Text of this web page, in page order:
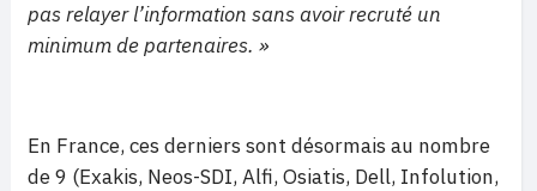
pas relayer l’information sans avoir recruté un
minimum de partenaires. »
En France, ces derniers sont désormais au nombre
de 9 (Exakis, Neos-SDI, Alfi, Osiatis, Dell, Infolution,